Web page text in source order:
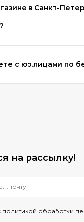
в разные
Наличие
специальный
собой за счет
возможность на
съемного
в Санкт-
с юр.лицами по
на рассылкy!
политикой обработки